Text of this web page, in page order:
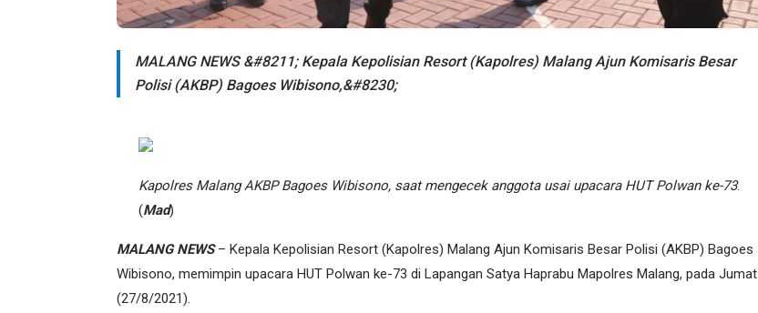
MALANG NEWS &#8211; Kepala Kepolisian Resort (Kapolres) Malang Ajun Komisaris Besar
Polisi (AKBP) Bagoes Wibisono,&#8230;
Kapolres Malang AKBP Bagoes Wibisono, saat mengecek anggota usai upacara HUT Polwan ke-73.
(Mad)
MALANG NEWS– Kepala Kepolisian Resort (Kapolres) Malang Ajun Komisaris Besar Polisi (AKBP) Bagoes
Wibisono, memimpin upacara HUT Polwan ke-73 di Lapangan Satya Haprabu Mapolres Malang, pada Jumat
(27/8/2021).